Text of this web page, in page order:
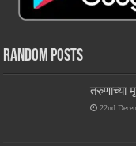
Random Posts
तरुणाच्या
22nd